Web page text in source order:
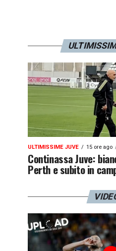
ULTIMISSIME JUVE 15 ore ago
Continassa Juve:
Perth e subito in